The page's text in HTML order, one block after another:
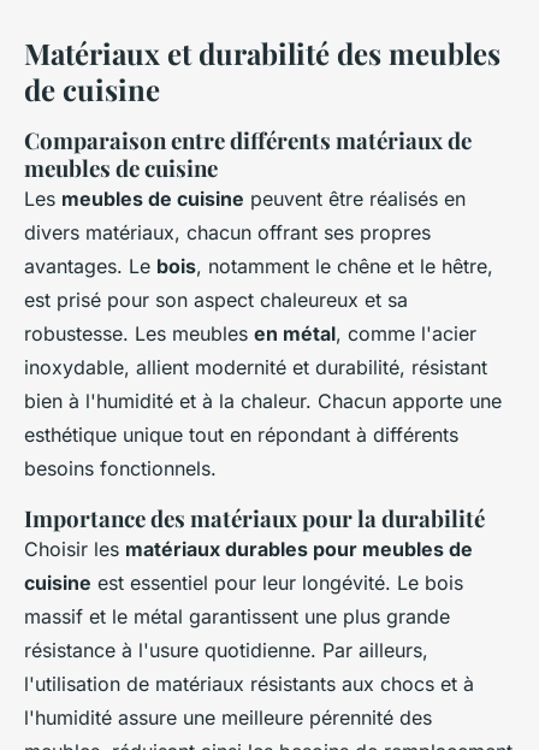
Matériaux et durabilité des meubles
de cuisine
Comparaison entre différents matériaux de
meubles de cuisine
Les meubles de cuisine peuvent être réalisés en
divers matériaux, chacun offrant ses propres
avantages. Le bois, notamment le chêne et le hêtre,
est prisé pour son aspect chaleureux et sa
robustesse. Les meubles en métal, comme l'acier
inoxydable, allient modernité et durabilité, résistant
bien à l'humidité et à la chaleur. Chacun apporte une
esthétique unique tout en répondant à différents
besoins fonctionnels.
Importance des matériaux pour la durabilité
Choisir les matériaux durables pour meubles de
cuisine est essentiel pour leur longévité. Le bois
massif et le métal garantissent une plus grande
résistance à l'usure quotidienne. Par ailleurs,
l'utilisation de matériaux résistants aux chocs et à
l'humidité assure une meilleure pérennité des